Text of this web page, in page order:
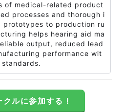
of medical-related product
processes and thorough i
prototypes to production ru
helps hearing aid ma
output, reduced lead
performance wit
クルに参加する！